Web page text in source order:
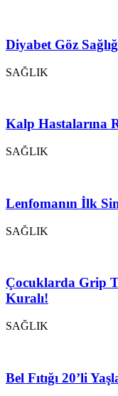
Diyabet Göz
SAĞLIK
Kalp Hastalarına
SAĞLIK
Lenfomanın İlk
SAĞLIK
Çocuklarda Grip
Kuralı!
SAĞLIK
Bel Fıtığı 20’li